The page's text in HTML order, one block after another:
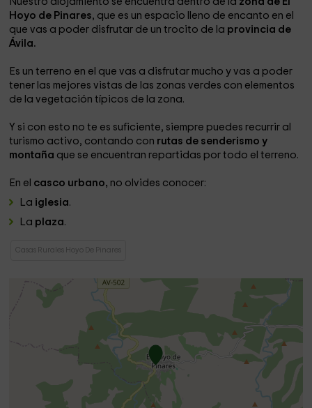
Hoyo de Pinares, que es un espacio lleno de encanto en el
que vas a poder disfrutar de un trocito de la provincia de
Ávila.
Es un terreno en el que vas a disfrutar mucho y vas a poder
tener las mejores vistas de las zonas verdes con elementos
de la vegetación típicos de la zona.
Y si con esto no te es suficiente, siempre puedes recurrir al
turismo activo, contando con rutas de senderismo y
montaña que se encuentran repartidas por todo el terreno.
En el casco urbano, no olvides conocer:
La iglesia.
La plaza.
Casas Rurales Hoyo De Pinares